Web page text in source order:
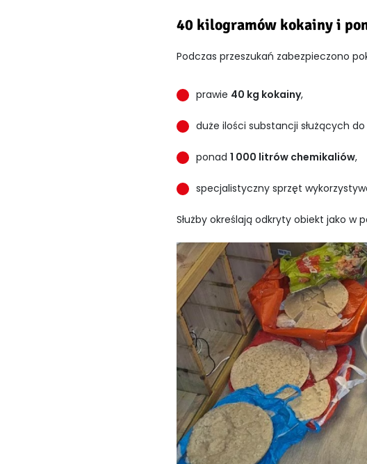
40 kilogramów kokainy i
Podczas przeszukań zabezpieczono
prawie 40 kg kokainy,
duże ilości substancji służących
ponad 1 000 litrów chemikaliów,
specjalistyczny sprzęt
Służby określają odkryty obiekt jako w